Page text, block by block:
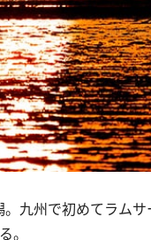
九州で初めてラム
。